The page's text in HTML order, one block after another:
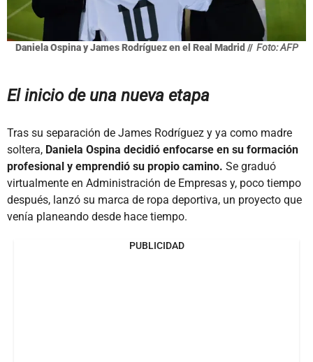
Daniela Ospina y James Rodríguez en el Real Madrid // Foto: AFP
El inicio de una nueva etapa
Tras su separación de James Rodríguez y ya como madre
soltera, Daniela Ospina decidió enfocarse en su formación
profesional y emprendió su propio camino. Se graduó
virtualmente en Administración de Empresas y, poco tiempo
después, lanzó su marca de ropa deportiva, un proyecto que
venía planeando desde hace tiempo.
PUBLICIDAD